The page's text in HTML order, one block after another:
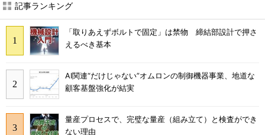
記事ランキング
「取りあえずボルトで固定」は禁物 締結部設計で押さ
えるべき基本
AI関連“だけじゃない”オムロンの制御機器事業、地道な
顧客基盤強化が結実
量産プロセスで、完璧な量産（組み立て）と検査ができ
ない理由